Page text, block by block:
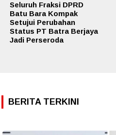
Seluruh Fraksi DPRD
Batu Bara Kompak
Setujui Perubahan
Status PT Batra Berjaya
Jadi Perseroda
BERITA TERKINI